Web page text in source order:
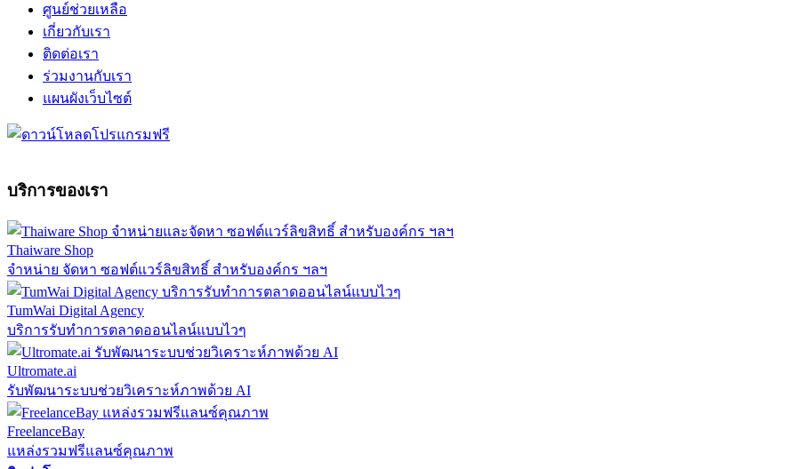
ศูนย์ช่วยเหลือ
เกี่ยวกับเรา
ติดต่อเรา
ร่วมงานกับเรา
แผนผังเว็บไซต์
บริการของเรา
Thaiware Shop
จำหน่าย จัดหา ซอฟต์แวร์ลิขสิทธิ์ สำหรับองค์กร ฯลฯ
TumWai Digital Agency
บริการรับทำการตลาดออนไลน์แบบไวๆ
Ultromate.ai
รับพัฒนาระบบช่วยวิเคราะห์ภาพด้วย AI
FreelanceBay
แหล่งรวมฟรีแลนซ์คุณภาพ